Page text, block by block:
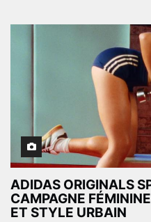
ADIDAS ORIGINALS
CAMPAGNE
ET STYLE URBAIN